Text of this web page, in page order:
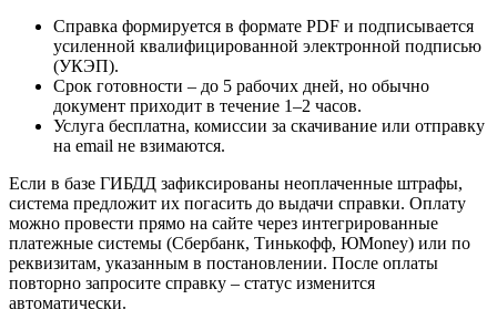
Справка формируется в формате PDF и подписывается
усиленной квалифицированной электронной подписью
(УКЭП).
Срок готовности – до 5 рабочих дней, но обычно
документ приходит в течение 1–2 часов.
Услуга бесплатна, комиссии за скачивание или отправку
на email не взимаются.
Если в базе ГИБДД зафиксированы неоплаченные штрафы,
система предложит их погасить до выдачи справки. Оплату
можно провести прямо на сайте через интегрированные
платежные системы (Сбербанк, Тинькофф, ЮMoney) или по
реквизитам, указанным в постановлении. После оплаты
повторно запросите справку – статус изменится
автоматически.